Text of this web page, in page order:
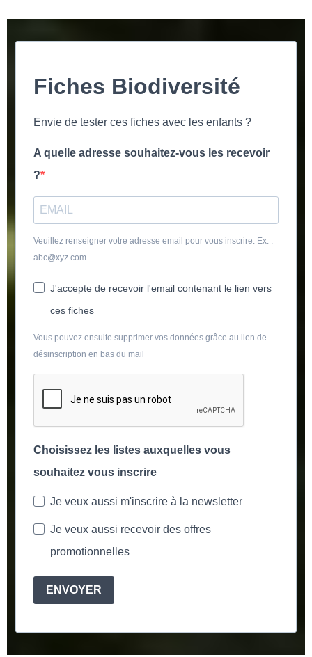
Fiches Biodiversité
Envie de tester ces fiches avec les enfants ?
A quelle adresse souhaitez-vous les recevoir
?
Veuillez renseigner votre adresse email pour vous inscrire. Ex. :
abc@xyz.com
J'accepte de recevoir l'email contenant le lien vers
ces fiches
Vous pouvez ensuite supprimer vos données grâce au lien de
désinscription en bas du mail
Choisissez les listes auxquelles vous
souhaitez vous inscrire
Je veux aussi m'inscrire à la newsletter
Je veux aussi recevoir des offres
promotionnelles
ENVOYER